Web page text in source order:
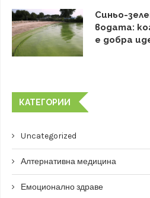
Синьо-
водата:
е добра
КАТЕГОРИИ
Uncategorized
Алтернативна медицина
Емоционално здраве